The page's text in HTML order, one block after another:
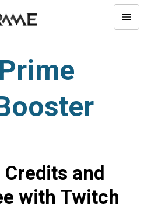
and
with Twitch